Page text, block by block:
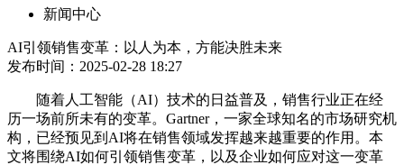
新闻中心
AI引领销售变革：以人为本，方能决胜未来
发布时间：2025-02-28 18:27
随着人工智能（AI）技术的日益普及，销售行业正在经
历一场前所未有的变革。Gartner，一家全球知名的市场研究机
构，已经预见到AI将在销售领域发挥越来越重要的作用。本
文将围绕AI如何引领销售变革，以及企业如何应对这一变革